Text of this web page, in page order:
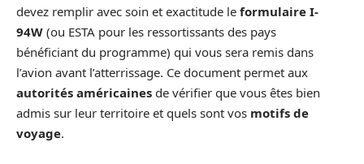
devez remplir avec soin et exactitude le formulaire I-
94W (ou ESTA pour les ressortissants des pays
bénéficiant du programme) qui vous sera remis dans
l’avion avant l’atterrissage. Ce document permet aux
autorités américaines de vérifier que vous êtes bien
admis sur leur territoire et quels sont vos motifs de
voyage.